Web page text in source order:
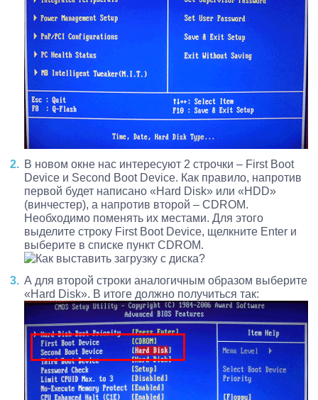
В новом окне нас интересуют 2 строчки – First Boot
Device и Second Boot Device. Как правило, напротив
первой будет написано «Hard Disk» или «HDD»
(винчестер), а напротив второй – CDROM.
Необходимо поменять их местами. Для этого
выделите строку First Boot Device, щелкните Enter и
выберите в списке пункт CDROM.
А для второй строки аналогичным образом выберите
«Hard Disk». В итоге должно получиться так: